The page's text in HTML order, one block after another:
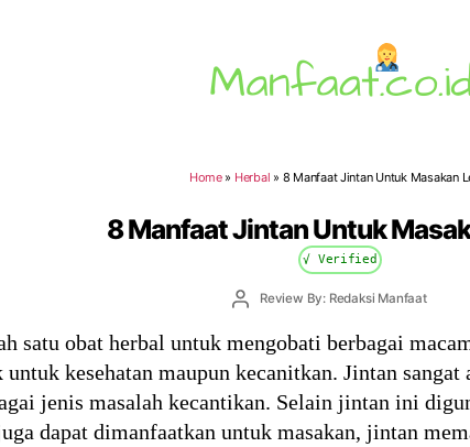
Home» Herbal » 8 Manfaat Jintan Untuk Masakan
8 Manfaat Jintan Untuk
√ Verified
PostReview By: Redaksi Manfaat
satu obat herbal untuk mengobati berbagai
kesehatan maupun kecanitkan. Jintan
jenis masalah kecantikan. Selain jintan ini
dapat dimanfaatkan untuk masakan, jintan